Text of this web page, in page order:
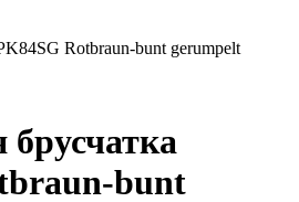
Rotbraun-bunt gerumpelt
bunt